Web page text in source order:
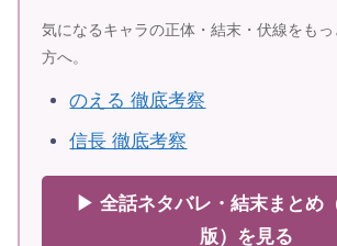
気になるキャラの正体・結末・伏線をも
方へ。
のえる 徹底考察
信長 徹底考察
▶ 全話ネタバレ・結末まとめ
版）を見る